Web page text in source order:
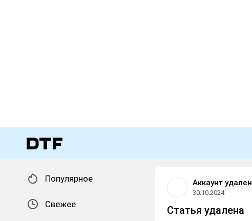
Популярное
Свежее
Аккаунт удален
30.10.2024
Статья удалена